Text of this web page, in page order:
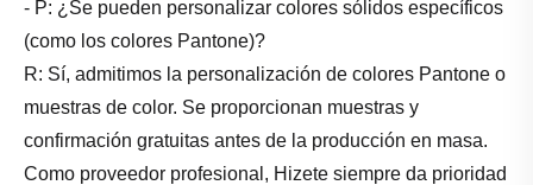
- P: ¿Se pueden personalizar colores sólidos específicos
(como los colores Pantone)?
R: Sí, admitimos la personalización de colores Pantone o
muestras de color. Se proporcionan muestras y
confirmación gratuitas antes de la producción en masa.
Como proveedor profesional, Hizete siempre da prioridad